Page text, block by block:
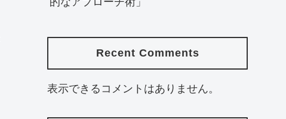
Recent Comments
表示できるコメントはありません。